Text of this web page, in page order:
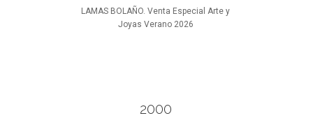
LAMAS BOLAÑO. Venta Especial Arte y
Joyas Verano 2026
2000